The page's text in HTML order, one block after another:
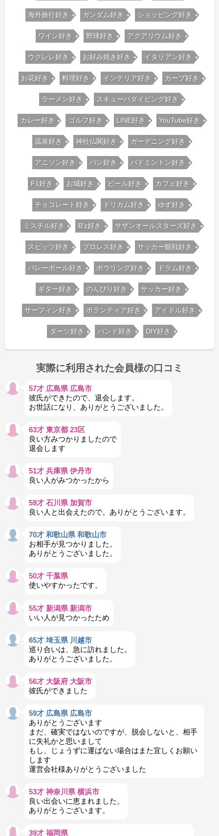
海外旅行好き ガンダム好き ショッピング好き
ワイン好き 野球好き アクアリウム好き
ウクレレ好き お好み焼き好き イタリアン好き
お花好き 料理好き インテリア好き カープ好き
ラーメン好き スキューバダイビング好き
カレー好き ゴルフ好き LINE好き YouTube好き
温泉好き 神社仏閣好き ガーデニング好き
アニソン好き パン好き バドミントン好き
F1好き お城好き ビール好き カフェ好き
チョコレート好き ドリカム好き ゆず好き
ミスチル好き B'z好き サザンオールスターズ好き
スピッツ好き プロレス好き サッカー観戦好き
バレーボール好き ボウリング好き ドラム好き
ギター好き のんびり好き サッカー好き
サーフィン好き ボランティア好き アイドル好き
ダーツ好き バンド好き DIY好き
実際に利用された会員様の口コミ
57才 広島県 広島市
彼氏ができたので、退会します。
お世話になり、ありがとうございました。
63才 東京都 23区
良い方みつかりましたので
退会します
51才 兵庫県 伊丹市
良い人がみつかったから
59才 石川県 加賀市
良い人と出会えたので。ありがとうございます。
70才 和歌山県 和歌山市
お相手が見つかりました。
ありがとうございました。
50才 千葉県
使いやすかったです。
55才 新潟県 新潟市
いい人が見つかったため
65才 埼玉県 川越市
巡り合いは、急に訪れました。
ありがとうございました。
56才 大阪府 大阪市
彼氏ができました
59才 広島県 広島市
ありがとうございます
まだ、確実ではないのですが、脱会しないと、相手
に失礼かと思いまして
もし、じょうずに運ばない場合はまた宜しくお願い
します
運営会社様ありがとうございました
53才 神奈川県 横浜市
良い出会いに恵まれました。
ありがとうございます。
39才 福岡県